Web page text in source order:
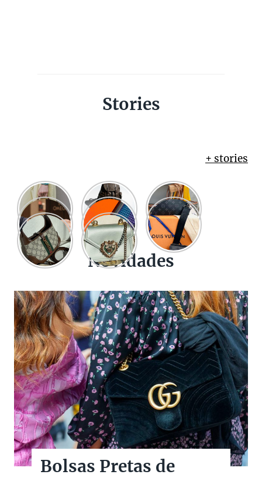
Stories
+ stories
Novidades
Bolsas Pretas de